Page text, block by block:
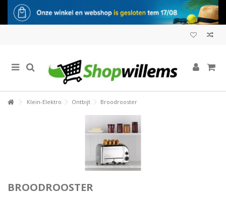
Klein-Elektro Ontbijt Broodrooster
BROODROOSTER